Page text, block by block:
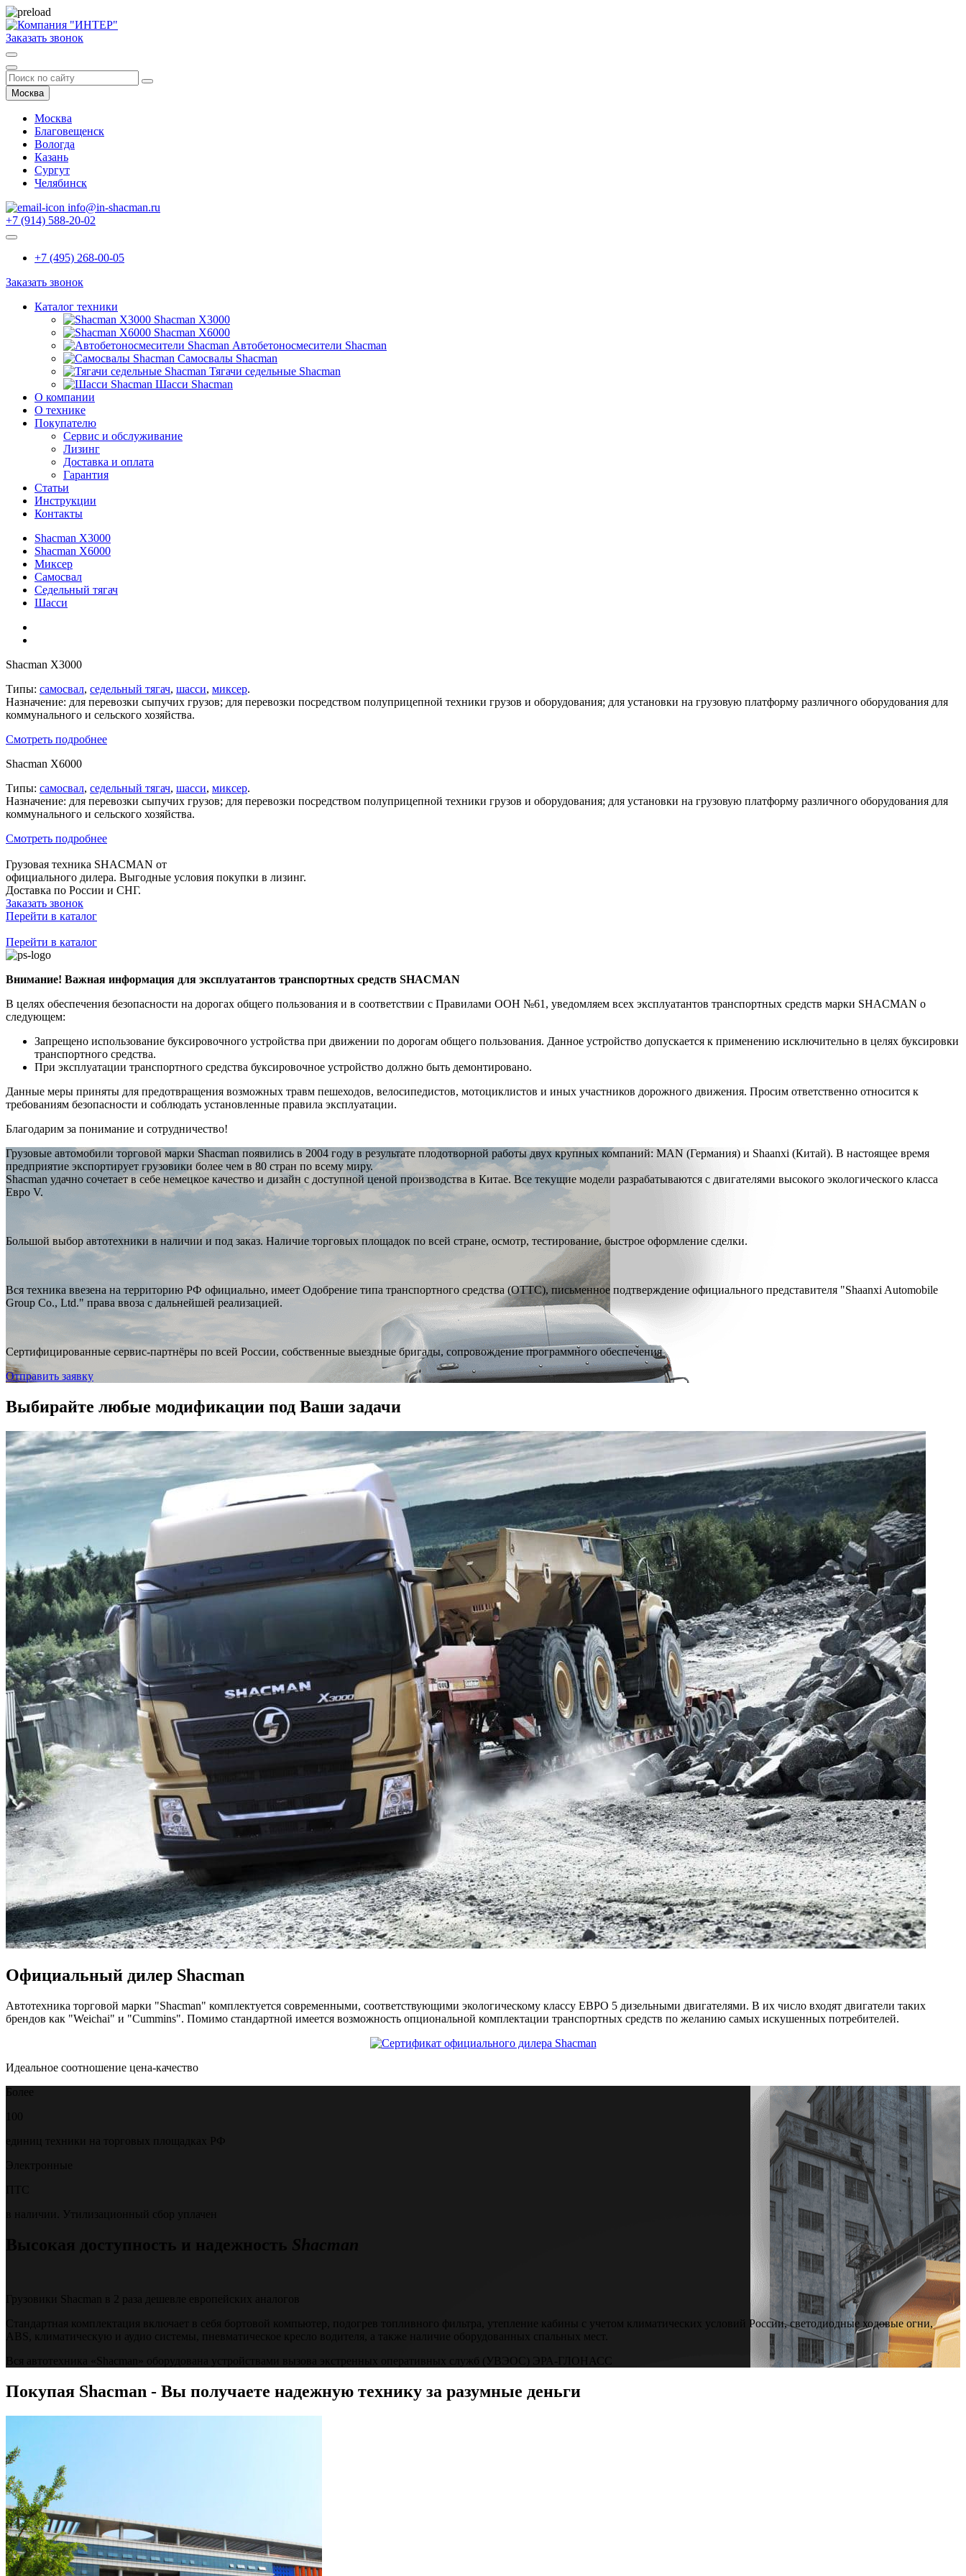
Заказать звонок
Москва
Москва
Благовещенск
Вологда
Казань
Сургут
Челябинск
info@in-shacman.ru
+7 (914) 588-20-02
+7 (495) 268-00-05
Заказать звонок
Каталог техники
Shacman X3000
Shacman X6000
Автобетоносмесители Shacman
Самосвалы Shacman
Тягачи седельные Shacman
Шасси Shacman
О компании
О технике
Покупателю
Сервис и обслуживание
Лизинг
Доставка и оплата
Гарантия
Статьи
Инструкции
Контакты
Shacman X3000
Shacman X6000
Миксер
Самосвал
Седельный тягач
Шасси
Shacman X3000
Типы: самосвал, седельный тягач, шасси, миксер.
Назначение: для перевозки сыпучих грузов; для перевозки посредством полуприцепной техники грузов и оборудования; для установки на грузовую платформу различного оборудования для
коммунального и сельского хозяйства.
Смотреть подробнее
Shacman X6000
Типы: самосвал, седельный тягач, шасси, миксер.
Назначение: для перевозки сыпучих грузов; для перевозки посредством полуприцепной техники грузов и оборудования; для установки на грузовую платформу различного оборудования для
коммунального и сельского хозяйства.
Смотреть подробнее
Грузовая техника SHACMAN от
официального дилера. Выгодные условия покупки в лизинг.
Доставка по России и СНГ.
Заказать звонок
Перейти в каталог
Перейти в каталог
Внимание! Важная информация для эксплуатантов транспортных средств SHACMAN
В целях обеспечения безопасности на дорогах общего пользования и в соответствии с Правилами ООН №61, уведомляем всех эксплуатантов транспортных средств марки SHACMAN о
следующем:
Запрещено использование буксировочного устройства при движении по дорогам общего пользования. Данное устройство допускается к применению исключительно в целях буксировки
транспортного средства.
При эксплуатации транспортного средства буксировочное устройство должно быть демонтировано.
Данные меры приняты для предотвращения возможных травм пешеходов, велосипедистов, мотоциклистов и иных участников дорожного движения. Просим ответственно относится к
требованиям безопасности и соблюдать установленные правила эксплуатации.
Благодарим за понимание и сотрудничество!
Грузовые автомобили торговой марки Shacman появились в 2004 году в результате плодотворной работы двух крупных компаний: MAN (Германия) и Shaanxi (Китай). В настоящее время
предприятие экспортирует грузовики более чем в 80 стран по всему миру.
Shacman удачно сочетает в себе немецкое качество и дизайн с доступной ценой производства в Китае. Все текущие модели разрабатываются с двигателями высокого экологического класса
Евро V.
Большой выбор автотехники в наличии и под заказ. Наличие торговых площадок по всей стране, осмотр, тестирование, быстрое оформление сделки.
Вся техника ввезена на территорию РФ официально, имеет Одобрение типа транспортного средства (ОТТС), письменное подтверждение официального представителя "Shaanxi Automobile
Group Co., Ltd." права ввоза с дальнейшей реализацией.
Сертифицированные сервис-партнёры по всей России, собственные выездные бригады, сопровождение программного обеспечения
Отправить заявку
Выбирайте любые модификации под Ваши задачи
Официальный дилер Shacman
Автотехника торговой марки "Shacman" комплектуется современными, соответствующими экологическому классу ЕВРО 5 дизельными двигателями. В их число входят двигатели таких
брендов как "Weichai" и "Cummins". Помимо стандартной имеется возможность опциональной комплектации транспортных средств по желанию самых искушенных потребителей.
Идеальное соотношение цена-качество
Более
100
единиц техники на торговых площадках РФ
Электронные
ПТС
в наличии. Утилизационный сбор уплачен
Высокая доступность и надежность Shacman
Грузовики Shacman в 2 раза дешевле европейских аналогов
Стандартная комплектация включает в себя бортовой компьютер, подогрев топливного фильтра, утепление кабины с учетом климатических условий России, светодиодные ходовые огни,
ABS, климатическую и аудио системы, пневматическое кресло водителя, а также наличие оборудованных спальных мест.
Вся автотехника «Shacman» оборудована устройствами вызова экстренных оперативных служб (УВЭОС) ЭРА-ГЛОНАСС
Покупая Shacman - Вы получаете надежную технику за разумные деньги